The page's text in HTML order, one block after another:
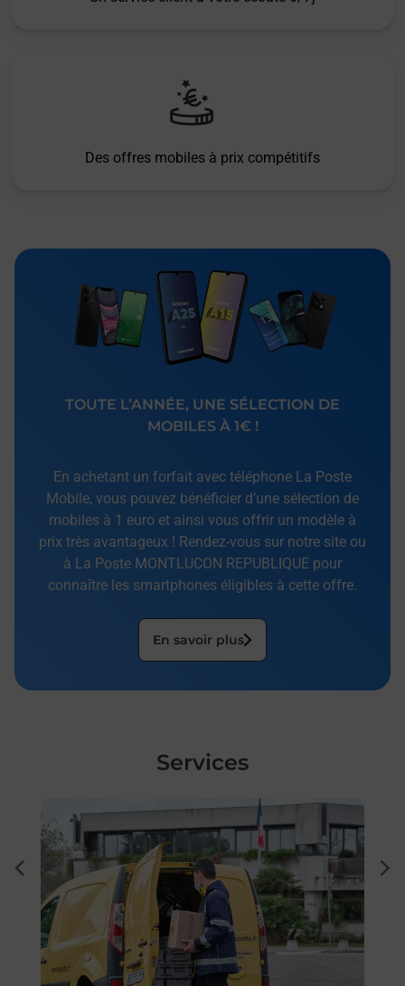
Des offres mobiles à prix compétitifs
TOUTE L’ANNÉE, UNE SÉLECTION DE
MOBILES À 1€ !
En achetant un forfait avec téléphone La Poste
Mobile, vous pouvez bénéficier d’une sélection de
mobiles à 1 euro et ainsi vous offrir un modèle à
prix très avantageux ! Rendez-vous sur notre site ou
à La Poste MONTLUCON REPUBLIQUE pour
connaître les smartphones éligibles à cette offre.
En savoir plus
Services
En savoir plus